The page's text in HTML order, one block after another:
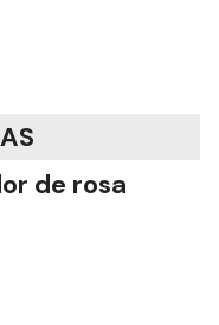
de rosa